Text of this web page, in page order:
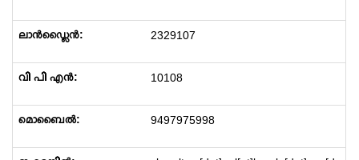
2329107
10108
9497975998